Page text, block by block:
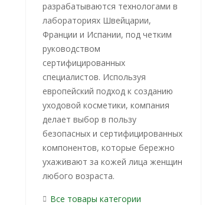
разрабатываются технологами в
лабораториях Швейцарии,
Франции и Испании, под четким
руководством
сертифицированных
специалистов. Используя
европейский подход к созданию
уходовой косметики, компания
делает выбор в пользу
безопасных и сертифицированных
компонентов, которые бережно
ухаживают за кожей лица женщин
любого возраста.
Все товары категории